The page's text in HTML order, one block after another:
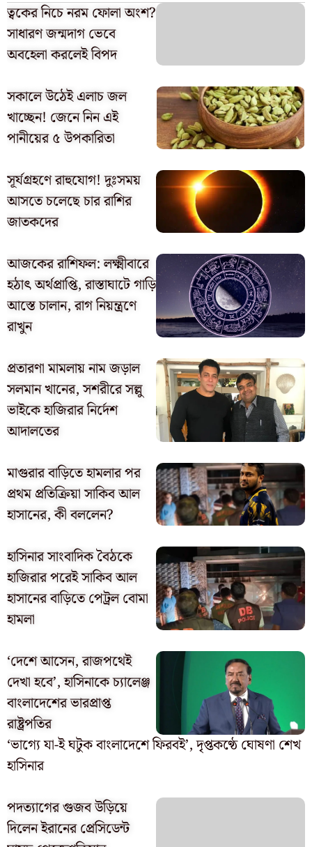
ত্বকের নিচে নরম ফোলা অংশ?
সাধারণ জন্মদাগ ভেবে
অবহেলা করলেই বিপদ
সকালে উঠেই এলাচ জল
খাচ্ছেন! জেনে নিন এই
পানীয়ের ৫ উপকারিতা
সূর্যগ্রহণে রাহুযোগ! দুঃসময়
আসতে চলেছে চার রাশির
জাতকদের
আজকের রাশিফল: লক্ষ্মীবারে
হঠাৎ অর্থপ্রাপ্তি, রাস্তাঘাটে গাড়ি
আস্তে চালান, রাগ নিয়ন্ত্রণে
রাখুন
প্রতারণা মামলায় নাম জড়াল
সলমান খানের, সশরীরে সল্লু
ভাইকে হাজিরার নির্দেশ
আদালতের
মাগুরার বাড়িতে হামলার পর
প্রথম প্রতিক্রিয়া সাকিব আল
হাসানের, কী বললেন?
হাসিনার সাংবাদিক বৈঠকে
হাজিরার পরেই সাকিব আল
হাসানের বাড়িতে পেট্রল বোমা
হামলা
‘দেশে আসেন, রাজপথেই
দেখা হবে’, হাসিনাকে চ্যালেঞ্জ
বাংলাদেশের ভারপ্রাপ্ত
রাষ্ট্রপতির
‘ভাগ্যে যা-ই ঘটুক বাংলাদেশে ফিরবই’, দৃপ্তকণ্ঠে ঘোষণা শেখ
হাসিনার
পদত্যাগের গুজব উড়িয়ে
দিলেন ইরানের প্রেসিডেন্ট